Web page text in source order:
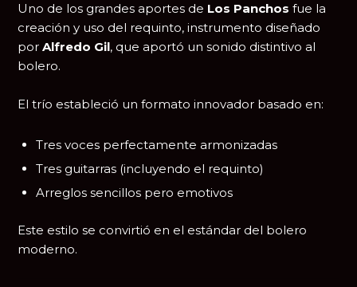
Uno de los grandes aportes de Los Panchos fue la
creación y uso del requinto, instrumento diseñado
porAlfredo Gil, que aportó un sonido distintivo al
bolero.
El trío estableció un formato innovador basado en:
Tres voces perfectamente armonizadas
Tres guitarras (incluyendo el requinto)
Arreglos sencillos pero emotivos
Este estilo se convirtió en el estándar del bolero
moderno.